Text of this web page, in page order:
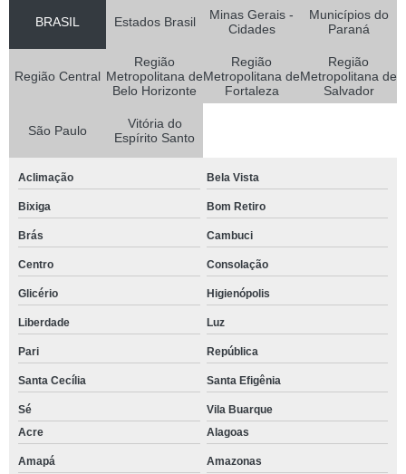
BRASIL Estados Brasil
Minas Gerais -
Cidades
Municípios do
Paraná
Região Central
Região
Metropolitana de
Belo Horizonte
Região
Metropolitana de
Fortaleza
Região
Metropolitana de
Salvador
São Paulo
Vitória do
Espírito Santo
Aclimação Bela Vista
Bixiga Bom Retiro
Brás Cambuci
Centro Consolação
Glicério Higienópolis
Liberdade Luz
Pari República
Santa Cecília Santa Efigênia
Sé
Vila Buarque
Acre
Alagoas
Amapá Amazonas